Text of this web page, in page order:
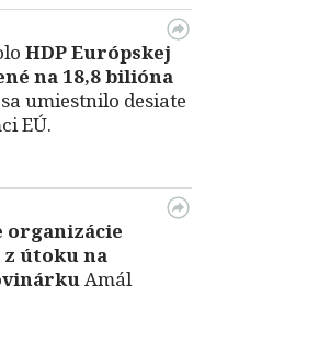
HDPEurópskej
na 18,8 bilióna
umiestnilo desiate
EÚ.
organizácie
útoku na
Amál